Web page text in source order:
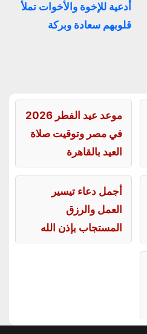
أدعية للإخوة والأخوات تملأ
قلوبهم سعادة وبركة
موعد عيد الفطر 2026
في مصر وتوقيت صلاة
العيد بالقاهرة
أجمل دعاء تيسير
العمل والرزق
المستجاب بإذن الله